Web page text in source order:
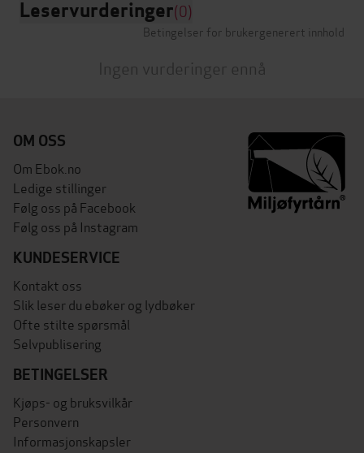
Leservurderinger(0)
Betingelser for brukergenerert innhold
Ingen vurderinger ennå
OM OSS
Om Ebok.no
Ledige stillinger
Følg oss på Facebook
Følg oss på Instagram
KUNDESERVICE
Kontakt oss
Slik leser du ebøker og lydbøker
Ofte stilte spørsmål
Selvpublisering
BETINGELSER
Kjøps- og bruksvilkår
Personvern
Informasjonskapsler